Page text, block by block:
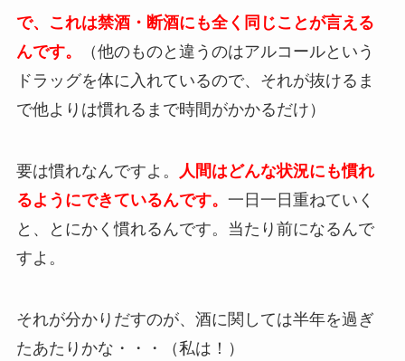
で、これは禁酒・断酒にも全く同じことが言える
んです。
（他のものと違うのはアルコールという
ドラッグを体に入れているので、それが抜けるま
で他よりは慣れるまで時間がかかるだけ）
要は慣れなんですよ。
人間はどんな状況にも慣れ
るようにできているんです。 一日一日重ねていく
と、とにかく慣れるんです。当たり前になるんで
すよ。
それが分かりだすのが、酒に関しては半年を過ぎ
たあたりかな・・・（私は！）